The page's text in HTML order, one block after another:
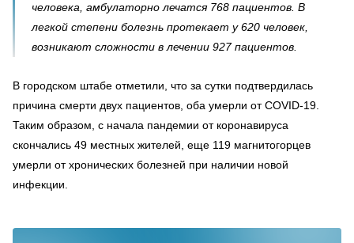
человека, амбулаторно лечатся 768 пациентов. В
легкой степени болезнь протекает у 620 человек,
возникают сложности в лечении 927 пациентов.
В городском штабе отметили, что за сутки подтвердилась
причина смерти двух пациентов, оба умерли от COVID-19.
Таким образом, с начала пандемии от коронавируса
скончались 49 местных жителей, еще 119 магнитогорцев
умерли от хронических болезней при наличии новой
инфекции.